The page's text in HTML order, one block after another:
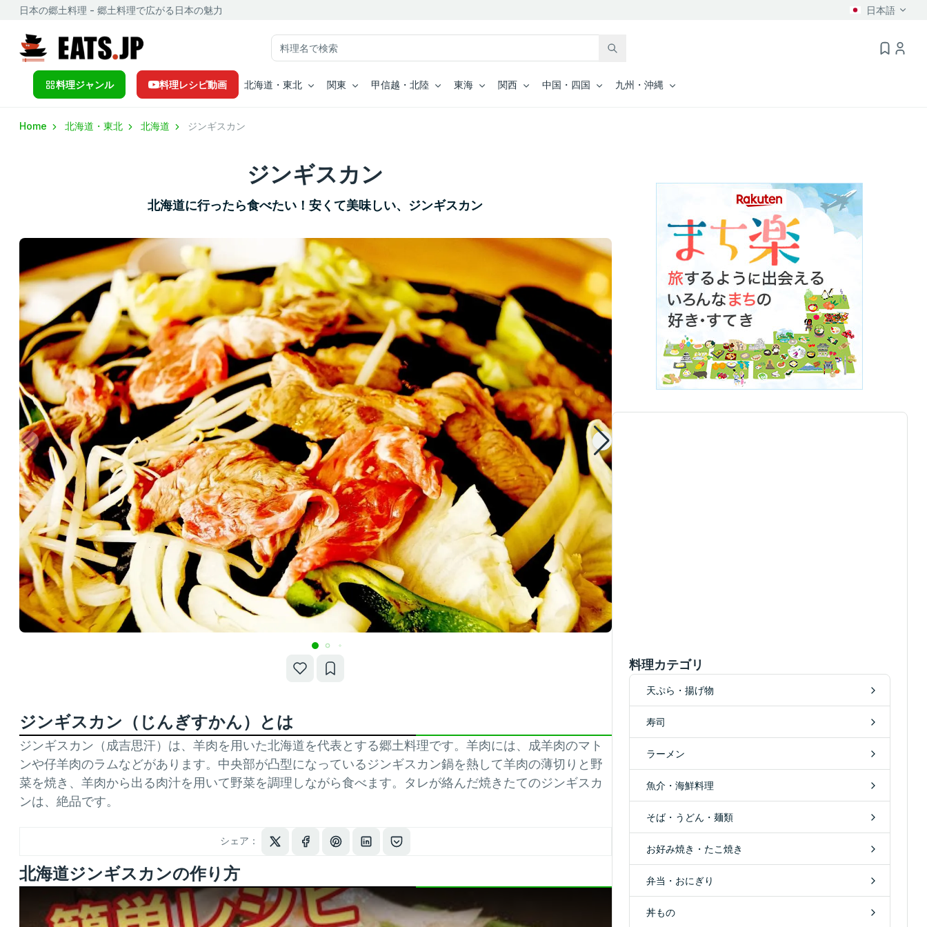
日本の郷土料理 - 郷土料理で広がる日本の魅力 日本語
料理ジャンル 料理レシピ動画 北海道・東北 関東 甲信越・北陸 東海 関西 中国・四国 九州・沖縄
Home 北海道・東北 北海道 ジンギスカン
ジンギスカン
北海道に行ったら食べたい！安くて美味しい、ジンギスカン
ジンギスカン（じんぎすかん）とは
ジンギスカン（成吉思汗）は、羊肉を用いた北海道を代表とする郷土料理です。羊肉には、成羊肉のマト
ンや仔羊肉のラムなどがあります。中央部が凸型になっているジンギスカン鍋を熱して羊肉の薄切りと野
菜を焼き、羊肉から出る肉汁を用いて野菜を調理しながら食べます。タレが絡んだ焼きたてのジンギスカ
ンは、絶品です。
シェア：
北海道ジンギスカンの作り方
料理カテゴリ
天ぷら・揚げ物
寿司
ラーメン
魚介・海鮮料理
そば・うどん・麺類
お好み焼き・たこ焼き
弁当・おにぎり
丼もの